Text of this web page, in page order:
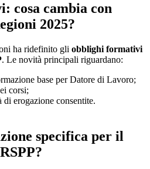
cosa cambia con
2025?
ha ridefinito gli obblighi formativi
. Le novità principali riguardano:
base per Datore di Lavoro;
corsi;
erogazione consentite.
specifica per il